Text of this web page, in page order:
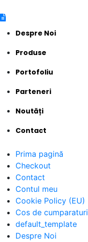
Despre Noi
Produse
Portofoliu
Parteneri
Noutăți
Contact
Prima pagină
Checkout
Contact
Contul meu
Cookie Policy (EU)
Cos de cumparaturi
default_template
Despre Noi